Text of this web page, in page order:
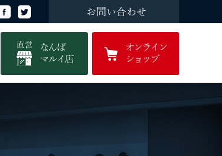
お問い合わせ
オンライン
ショップ
直営
なんば
マルイ店